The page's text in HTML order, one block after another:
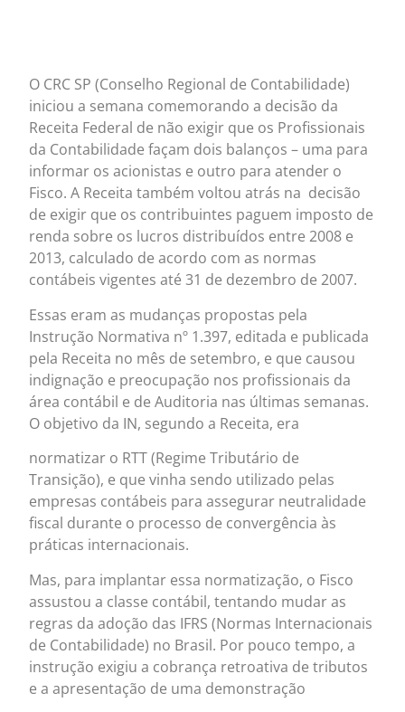
O CRC SP (Conselho Regional de Contabilidade)
iniciou a semana comemorando a decisão da
Receita Federal de não exigir que os Profissionais
da Contabilidade façam dois balanços – uma para
informar os acionistas e outro para atender o
Fisco. A Receita também voltou atrás na decisão
de exigir que os contribuintes paguem imposto de
renda sobre os lucros distribuídos entre 2008 e
2013, calculado de acordo com as normas
contábeis vigentes até 31 de dezembro de 2007.
Essas eram as mudanças propostas pela
Instrução Normativa nº 1.397, editada e publicada
pela Receita no mês de setembro, e que causou
indignação e preocupação nos profissionais da
área contábil e de Auditoria nas últimas semanas.
O objetivo da IN, segundo a Receita, era
normatizar o RTT (Regime Tributário de
Transição), e que vinha sendo utilizado pelas
empresas contábeis para assegurar neutralidade
fiscal durante o processo de convergência às
práticas internacionais.
Mas, para implantar essa normatização, o Fisco
assustou a classe contábil, tentando mudar as
regras da adoção das IFRS (Normas Internacionais
de Contabilidade) no Brasil. Por pouco tempo, a
instrução exigiu a cobrança retroativa de tributos
e a apresentação de uma demonstração